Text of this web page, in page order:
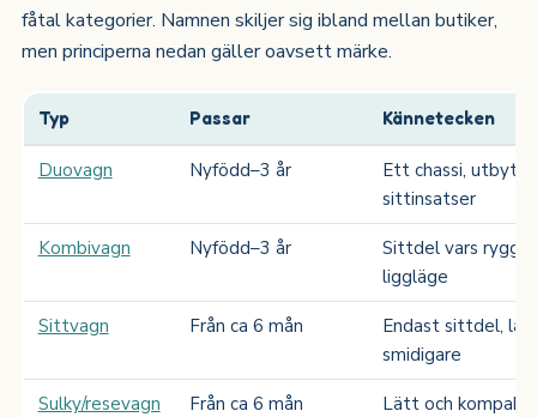
fåtal kategorier. Namnen skiljer sig ibland mellan butiker,
men principerna nedan gäller oavsett märke.
Typ Passar Kännetecken
Duovagn Nyfödd–3 år
Ett chassi,
sittinsatser
Kombivagn Nyfödd–3 år
Sittdel vars rygg
liggläge
Sittvagn Från ca 6 mån
Endast sittdel,
smidigare
Sulky/resevagn Från ca 6 mån Lätt och